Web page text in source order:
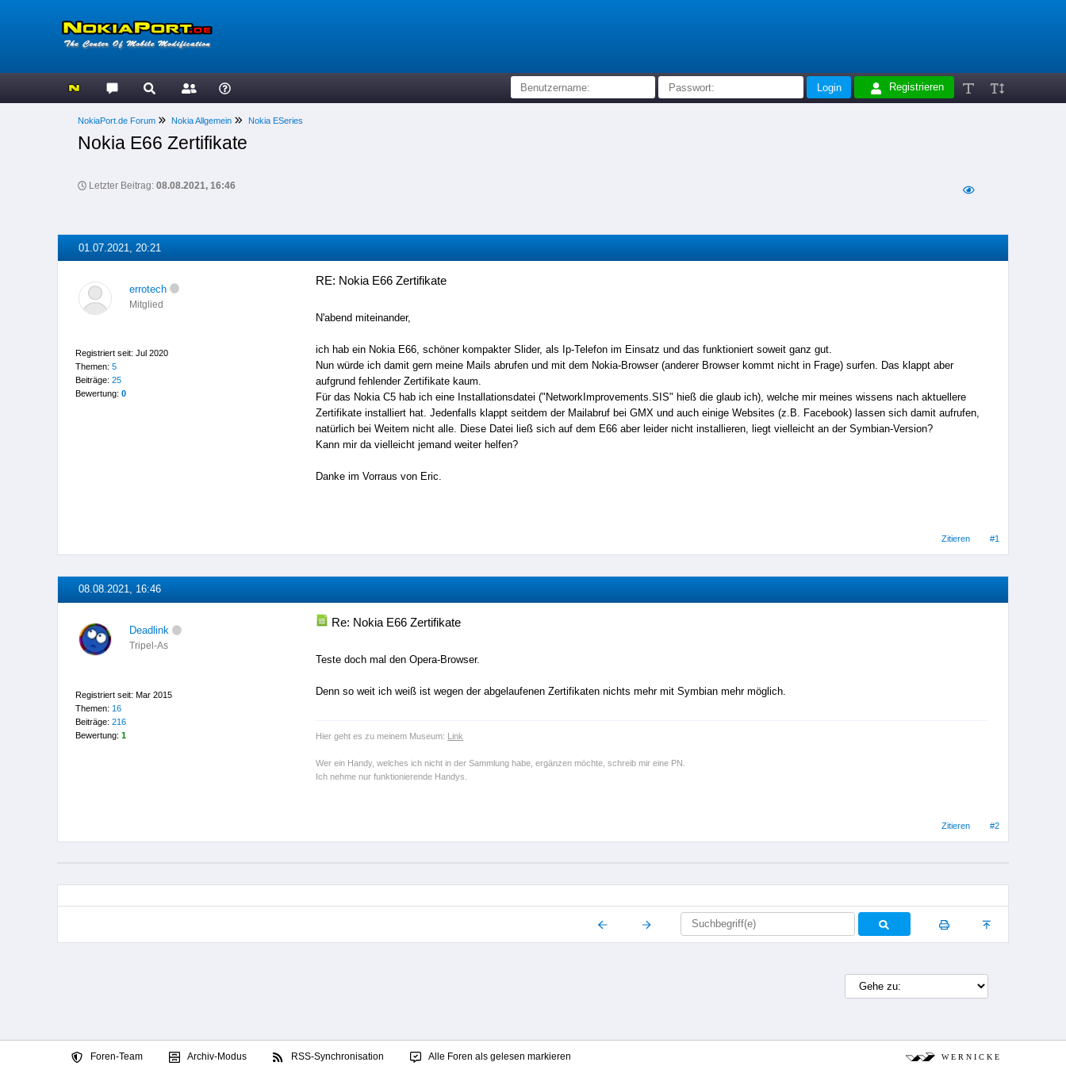
Registrieren
NokiaPort.de Forum Nokia Allgemein Nokia ESeries
Nokia E66 Zertifikate
Letzter Beitrag:08.08.2021, 16:46
01.07.2021, 20:21
errotech
Mitglied
Registriert seit: Jul 2020
Themen: 5
Beiträge: 25
Bewertung: 0
RE: Nokia E66 Zertifikate
N'abend miteinander,
ich hab ein Nokia E66, schöner kompakter Slider, als Ip-Telefon im Einsatz und das funktioniert soweit ganz gut.
Nun würde ich damit gern meine Mails abrufen und mit dem Nokia-Browser (anderer Browser kommt nicht in Frage) surfen. Das klappt aber
aufgrund fehlender Zertifikate kaum.
Für das Nokia C5 hab ich eine Installationsdatei ("NetworkImprovements.SIS" hieß die glaub ich), welche mir meines wissens nach aktuellere
Zertifikate installiert hat. Jedenfalls klappt seitdem der Mailabruf bei GMX und auch einige Websites (z.B. Facebook) lassen sich damit aufrufen,
natürlich bei Weitem nicht alle. Diese Datei ließ sich auf dem E66 aber leider nicht installieren, liegt vielleicht an der Symbian-Version?
Kann mir da vielleicht jemand weiter helfen?
Danke im Vorraus von Eric.
Zitieren #1
08.08.2021, 16:46
Deadlink
Tripel-As
Registriert seit: Mar 2015
Themen: 16
Beiträge: 216
Bewertung: 1
Re: Nokia E66 Zertifikate
Teste doch mal den Opera-Browser.
Denn so weit ich weiß ist wegen der abgelaufenen Zertifikaten nichts mehr mit Symbian mehr möglich.
Hier geht es zu meinem Museum: Link
Wer ein Handy, welches ich nicht in der Sammlung habe, ergänzen möchte, schreib mir eine PN.
Ich nehme nur funktionierende Handys.
Zitieren #2
Foren-Team Archiv-Modus RSS-Synchronisation Alle Foren als gelesen markieren W E R N I C K E